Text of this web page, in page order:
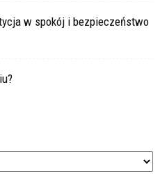
w spokój i bezpieczeństwo